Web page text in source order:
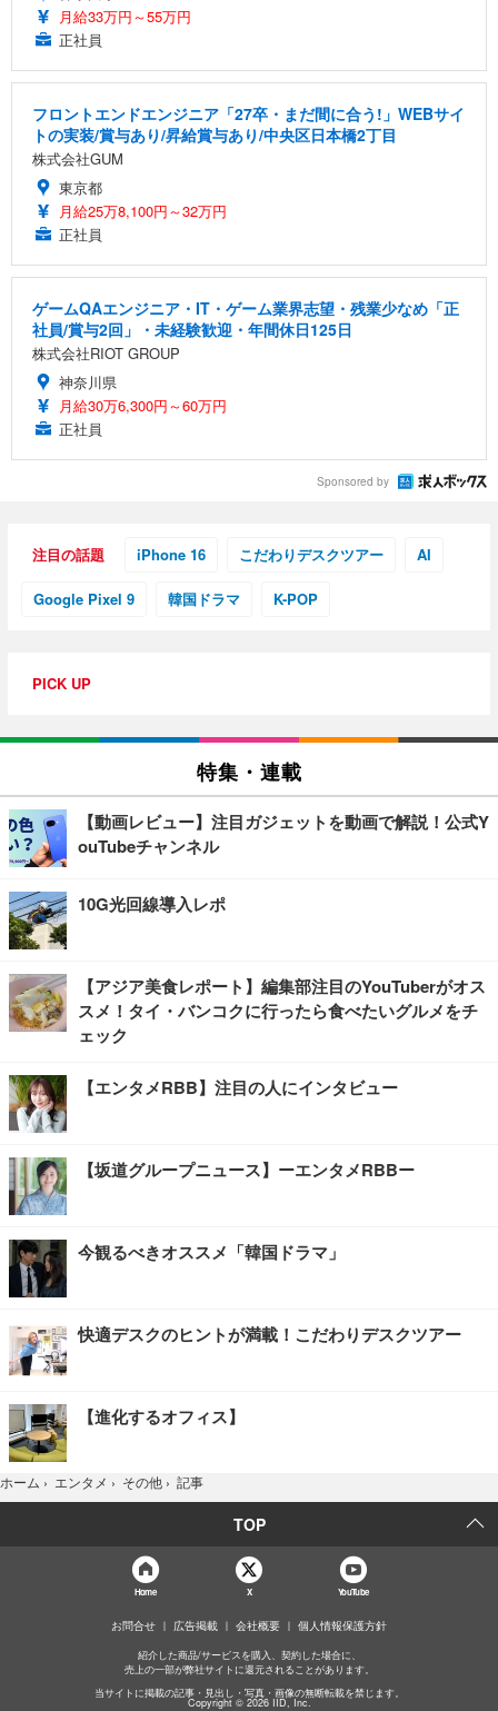
月給33万円～55万円
正社員
フロントエンドエンジニア「27卒・まだ間に合う!」WEBサイ
トの実装/賞与あり/昇給賞与あり/中央区日本橋2丁目
株式会社GUM
東京都
月給25万8,100円～32万円
正社員
ゲームQAエンジニア・IT・ゲーム業界志望・残業少なめ「正
社員/賞与2回」・未経験歓迎・年間休日125日
株式会社RIOT GROUP
神奈川県
月給30万6,300円～60万円
正社員
Sponsored by
注目の話題 iPhone 16 こだわりデスクツアー AI
Google Pixel 9 韓国ドラマ K-POP
PICK UP
特集・連載
【動画レビュー】注目ガジェットを動画で解説！公式Y
ouTubeチャンネル
10G光回線導入レポ
【アジア美食レポート】編集部注目のYouTuberがオス
スメ！タイ・バンコクに行ったら食べたいグルメをチ
ェック
【エンタメRBB】注目の人にインタビュー
【坂道グループニュース】ーエンタメRBBー
今観るべきオススメ「韓国ドラマ」
快適デスクのヒントが満載！こだわりデスクツアー
【進化するオフィス】
ホーム › エンタメ › その他 › 記事
TOP
Home X YouTube
お問合せ 広告掲載 会社概要 個人情報保護方針
紹介した商品/サービスを購入、契約した場合に、
売上の一部が弊社サイトに還元されることがあります。
当サイトに掲載の記事・見出し・写真・画像の無断転載を禁じます。
Copyright © 2026 IID, Inc.